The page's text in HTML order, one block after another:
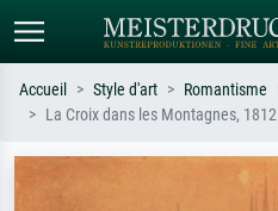
Recherchez par artiste, titre ou style –
Accueil Style d'art Romantisme
La Croix dans les Montagnes, 1812